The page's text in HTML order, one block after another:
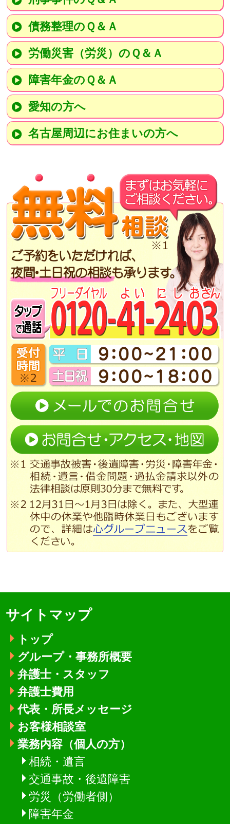
債務整理のＱ＆Ａ
労働災害（労災）のＱ＆Ａ
障害年金のＱ＆Ａ
愛知の方へ
名古屋周辺にお住まいの方へ
サイトマップ
トップ
グループ・事務所概要
弁護士・スタッフ
弁護士費用
代表・所長メッセージ
お客様相談室
業務内容（個人の方）
相続・遺言
交通事故・後遺障害
労災（労働者側）
障害年金